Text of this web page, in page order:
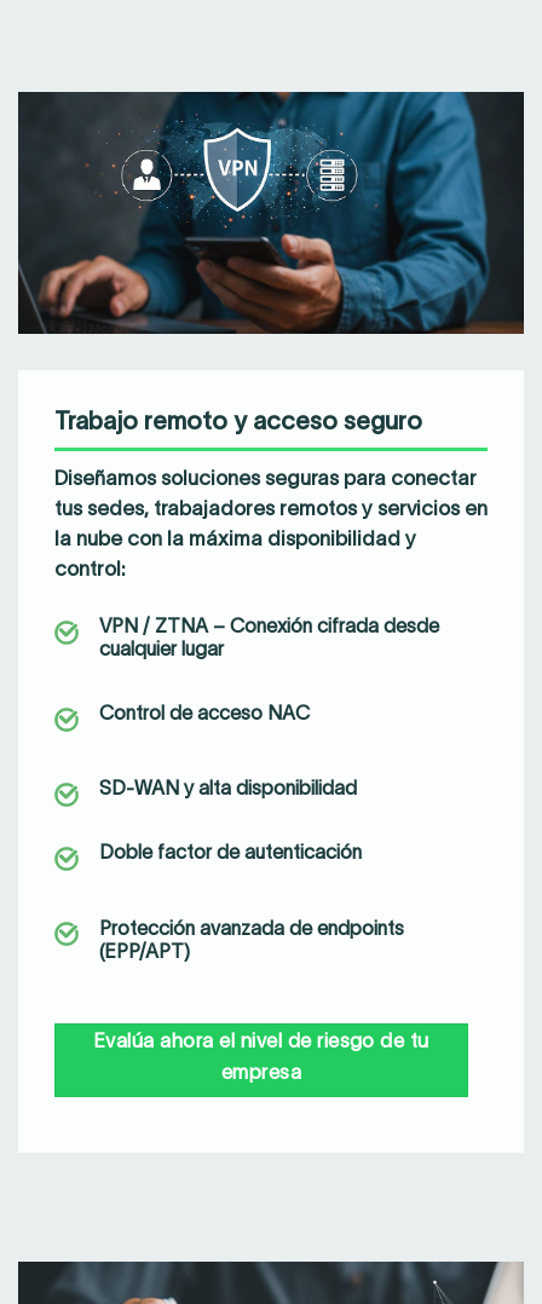
Trabajo remoto y acceso seguro
Diseñamos soluciones seguras para conectar
tus sedes, trabajadores remotos y servicios en
la nube con la máxima disponibilidad y
control:
VPN / ZTNA – Conexión cifrada desde
cualquier lugar
Control de acceso NAC
SD-WAN y alta disponibilidad
Doble factor de autenticación
Protección avanzada de endpoints
(EPP/APT)
Evalúa ahora el nivel de riesgo de tu
empresa